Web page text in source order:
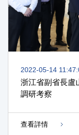
2022-05-14
浙江省副省長盧
調研考察
查看詳情